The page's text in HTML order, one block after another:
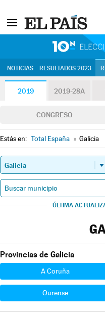
NOTICIAS RESULTADOS 2023
2019 2019-28A
CONGRESO
Estás en: Total España » Galicia
ÚLTIMA
Provincias de Galicia
A Coruña
Ourense